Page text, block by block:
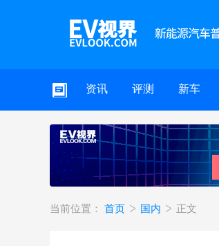
资讯 评测 新车
当前位置： 首页 国内 正文